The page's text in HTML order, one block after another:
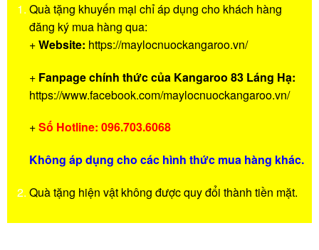
Quà tặng khuyến mại chỉ áp dụng cho khách hàng
đăng ký mua hàng qua:
+Website: https://maylocnuockangaroo.vn/
+ Fanpage chính thức của Kangaroo 83 Láng Hạ:
https://www.facebook.com/maylocnuockangaroo.vn/
+Số Hotline: 096.703.6068
Không áp dụng cho các hình thức mua hàng khác.
Quà tặng hiện vật không được quy đổi thành tiền mặt.